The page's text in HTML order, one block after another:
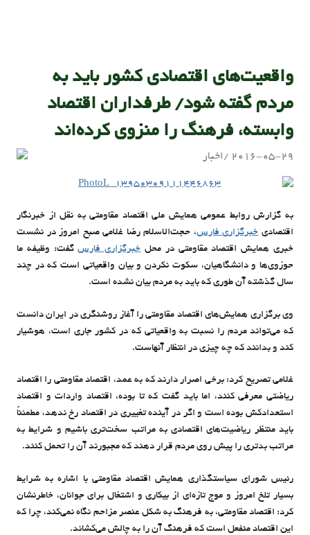
واقعیت‌های اقتصادی کشور باید به
مردم گفته شود/ طرفداران اقتصاد
وابسته، فرهنگ را منزوی کرده‌اند
2016-05-29
admin
اخبار
به گزارش روابط عمومی همایش ملی اقتصاد مقاومتی به نقل از خبرنگار
اقتصادیخبرگزاری فارس، حجت‌الاسلام رضا غلامی صبح امروز در نشست
خبری همایش اقتصاد مقاومتی در محلخبرگزاری فارسگفت: وظیفه ما
حوزوی‌ها و دانشگاهیان، سکوت نکردن و بیان واقعیاتی است که در چند
سال گذشته آن طوری که باید به مردم بیان نشده است.
وی برگزاری همایش‌های اقتصاد مقاومتی را آغاز روشنگری در ایران دانست
که می‌تواند مردم را نسبت به واقعیاتی که در کشور جاری است، هوشیار
کند و بدانند که چه چیزی در انتظار آنهاست.
غلامی تصریح کرد: برخی اصرار دارند که به عمد، اقتصاد مقاومتی را اقتصاد
ریاضتی معرفی کنند، اما باید گفت که تا بوده، اقتصاد واردات و اقتصاد
استعدادکش بوده است و اگر در آینده تغییری در اقتصاد رخ ندهد، مطمئناً
باید منتظر ریاضیت‌های اقتصادی به مراتب سخت‌تری باشیم و شرایط به
مراتب بدتری را پیش روی مردم قرار دهند که مجبورند آن را تحمل کنند.
رئیس شورای سیاستگذاری همایش اقتصاد مقاومتی با اشاره به شرایط
بسیار تلخ امروز و موج تازه‌ای از بیکاری و اشتغال برای جوانان، خاطرنشان
کرد: اقتصاد مقاومتی، به فرهنگ به شکل عنصر مزاحم نگاه نمی‌کند، چرا که
این اقتصاد منفعل است که فرهنگ آن را به چالش می‌کشاند.